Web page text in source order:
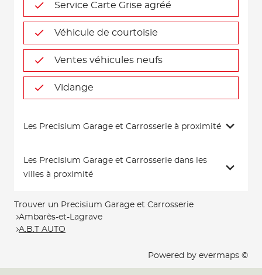
Service Carte Grise agréé
Véhicule de courtoisie
Ventes véhicules neufs
Vidange
Les Precisium Garage et Carrosserie à proximité
Les Precisium Garage et Carrosserie dans les
villes à proximité
Trouver un Precisium Garage et Carrosserie
Ambarès-et-Lagrave
A.B.T AUTO
Powered by evermaps ©